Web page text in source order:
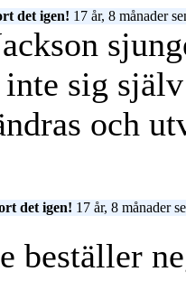
det igen! 17 år, 8 månader
sig
och
det igen! 17 år, 8 månader
beställer